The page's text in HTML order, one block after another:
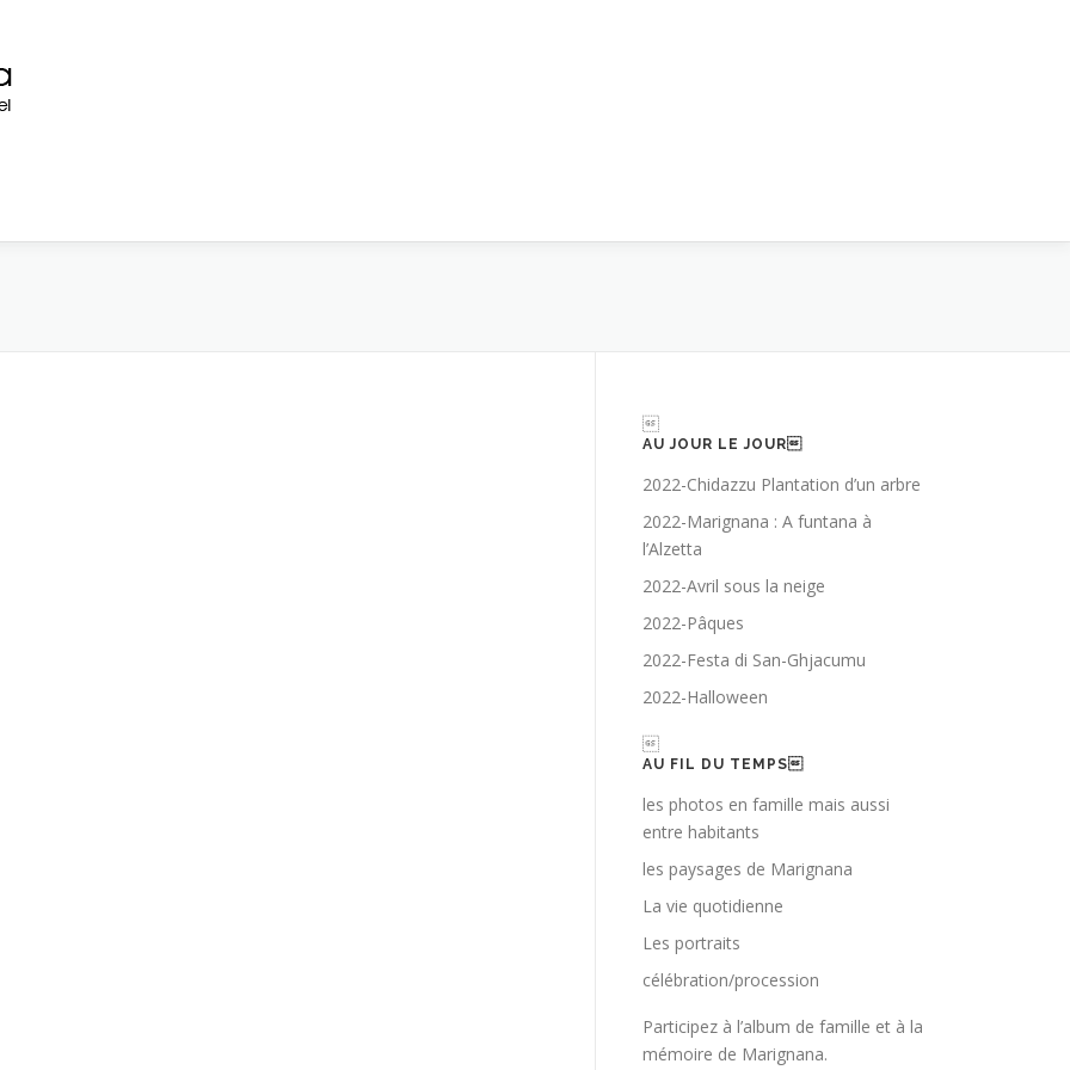
AU JOUR LE JOUR
2022-Chidazzu Plantation d’un arbre
2022-Marignana : A funtana à
l’Alzetta
2022-Avril sous la neige
2022-Pâques
2022-Festa di San-Ghjacumu
2022-Halloween
AU FIL DU TEMPS
les photos en famille mais aussi
entre habitants
les paysages de Marignana
La vie quotidienne
Les portraits
célébration/procession
Participez à l’album de famille et à la
mémoire de Marignana.